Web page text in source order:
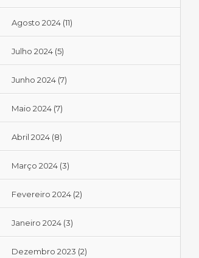
Agosto 2024(11)
Julho 2024(5)
Junho 2024(7)
Maio 2024(7)
Abril 2024(8)
Março 2024(3)
Fevereiro 2024(2)
Janeiro 2024(3)
Dezembro 2023 (2)